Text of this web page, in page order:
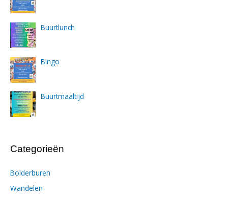
Buurtlunch
Bingo
Buurtmaaltijd
Categorieën
Bolderburen
Wandelen